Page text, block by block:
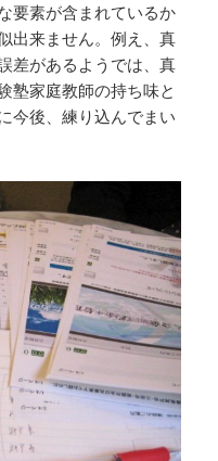
要素が含まれているか
出来ません。例え、真
差があるようでは、真
塾家庭教師の持ち味と
今後、練り込んでまい